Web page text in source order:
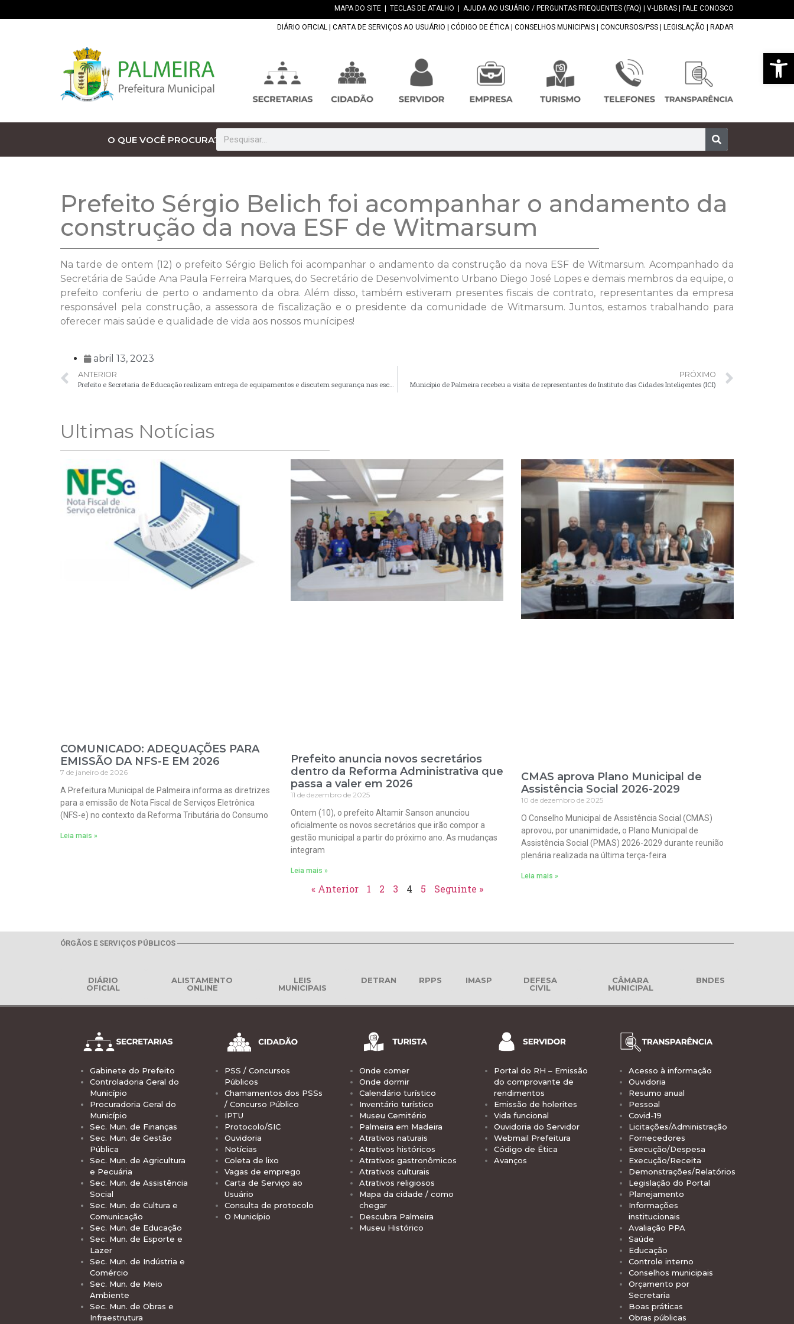
Abrir
MAPA DO SITE TECLAS DE ATALHO AJUDA AO USUÁRIO / PERGUNTAS FREQUENTES (FAQ) V-LIBRAS FALE CONOSCO
DIÁRIO OFICIAL CARTA DE SERVIÇOS AO USUÁRIO CÓDIGO DE ÉTICA| CONSELHOS MUNICIPAIS CONCURSOS/PSS LEGISLAÇÃO RADAR
O QUE VOCÊ PROCURA?
Prefeito Sérgio Belich foi acompanhar o andamento da
construção da nova ESF de Witmarsum
Na tarde de ontem (12) o prefeito Sérgio Belich foi acompanhar o andamento da construção da nova ESF de Witmarsum. Acompanhado da
Secretária de Saúde Ana Paula Ferreira Marques, do Secretário de Desenvolvimento Urbano Diego José Lopes e demais membros da equipe, o
prefeito conferiu de perto o andamento da obra. Além disso, também estiveram presentes fiscais de contrato, representantes da empresa
responsável pela construção, a assessora de fiscalização e o presidente da comunidade de Witmarsum. Juntos, estamos trabalhando para
oferecer mais saúde e qualidade de vida aos nossos munícipes!
abril 13, 2023
ANTERIOR
PRÓXIMO
Município de Palmeira recebeu a visita de representantes do Instituto das Cidades Inteligentes (ICI)
Ultimas Notícias
COMUNICADO: ADEQUAÇÕES PARA
EMISSÃO DA NFS-E EM 2026
7 de janeiro de 2026
A Prefeitura Municipal de Palmeira informa as diretrizes
para a emissão de Nota Fiscal de Serviços Eletrônica
(NFS-e) no contexto da Reforma Tributária do Consumo
Leia mais »
Prefeito anuncia novos secretários
dentro da Reforma Administrativa que
passa a valer em 2026
11 de dezembro de 2025
Ontem (10), o prefeito Altamir Sanson anunciou
oficialmente os novos secretários que irão compor a
gestão municipal a partir do próximo ano. As mudanças
integram
Leia mais »
CMAS aprova Plano Municipal de
Assistência Social 2026-2029
10 de dezembro de 2025
O Conselho Municipal de Assistência Social (CMAS)
aprovou, por unanimidade, o Plano Municipal de
Assistência Social (PMAS) 2026-2029 durante reunião
plenária realizada na última terça-feira
Leia mais »
« Anterior 1 2 3 4 5 Seguinte »
ÓRGÃOS E SERVIÇOS PÚBLICOS
DIÁRIO
OFICIAL
ALISTAMENTO
ONLINE
LEIS
MUNICIPAIS
DETRAN RPPS IMASP
DEFESA
CIVIL
CÂMARA
MUNICIPAL
BNDES
Gabinete do Prefeito
Controladoria Geral do
Município
Procuradoria Geral do
Município
Sec. Mun. de Finanças
Sec. Mun. de Gestão
Pública
Sec. Mun. de Agricultura
e Pecuária
Sec. Mun. de Assistência
Social
Sec. Mun. de Cultura e
Comunicação
Sec. Mun. de Educação
Sec. Mun. de Esporte e
Lazer
Sec. Mun. de Indústria e
Comércio
Sec. Mun. de Meio
Ambiente
Sec. Mun. de Obras e
Infraestrutura
PSS / Concursos
Públicos
Chamamentos dos PSSs
/ Concurso Público
IPTU
Protocolo/SIC
Ouvidoria
Notícias
Coleta de lixo
Vagas de emprego
Carta de Serviço ao
Usuário
Consulta de protocolo
O Município
Onde comer
Onde dormir
Calendário turístico
Inventário turístico
Museu Cemitério
Palmeira em Madeira
Atrativos naturais
Atrativos históricos
Atrativos gastronômicos
Atrativos culturais
Atrativos religiosos
Mapa da cidade / como
chegar
Descubra Palmeira
Museu Histórico
Portal do RH – Emissão
do comprovante de
rendimentos
Emissão de holerites
Vida funcional
Ouvidoria do Servidor
Webmail Prefeitura
Código de Ética
Avanços
Acesso à informação
Ouvidoria
Resumo anual
Pessoal
Covid-19
Licitações/Administração
Fornecedores
Execução/Despesa
Execução/Receita
Demonstrações/Relatórios
Legislação do Portal
Planejamento
Informações
institucionais
Avaliação PPA
Saúde
Educação
Controle interno
Conselhos municipais
Orçamento por
Secretaria
Boas práticas
Obras públicas